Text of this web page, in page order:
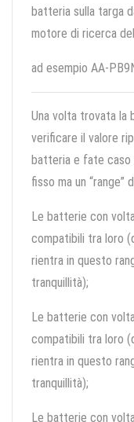
batteria sulla targa
motore di ricerca
ad esempio AA-
Una volta trovata la
verificare il valore
batteria e fate caso
fisso ma un “range”
Le batterie con
compatibili tra loro
rientra in questo
tranquillità);
Le batterie con
compatibili tra loro
rientra in questo
tranquillità);
Le batterie con